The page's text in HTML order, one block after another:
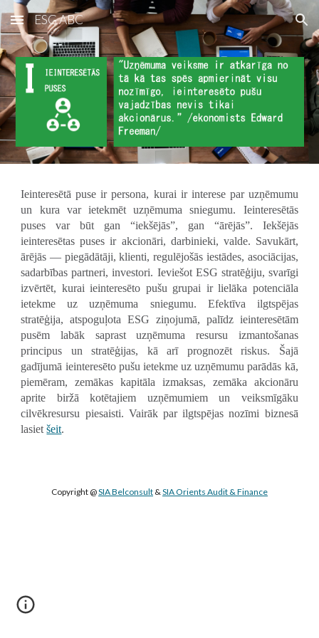
Skip to main content Skip to navigation
ESG ABC
Ieinteresētā puse ir persona, kurai ir interese par uzņēmumu
un kura var ietekmēt uzņēmuma sniegumu. Ieinteresētās
puses var būt gan “iekšējās”, gan “ārējās”. Iekšējās
ieinteresētas puses ir akcionāri, darbinieki, valde. Savukārt,
ārējās — piegādātāji, klienti, regulējošās iestādes, asociācijas,
sadarbības partneri, investori. Ieviešot ESG stratēģiju, svarīgi
izvērtēt, kurai ieinteresēto pušu grupai ir lielāka potenciāla
ietekme uz uzņēmuma sniegumu. Efektīva ilgtspējas
stratēģija, atspoguļota ESG ziņojumā, palīdz ieinteresētām
pusēm labāk saprast uzņēmuma resursu izmantošanas
principus un stratēģijas, kā arī prognozēt riskus. Šajā
gadījumā ieinteresēto pušu ietekme uz uzņēmumu parādās kā,
piemēram, zemākas kapitāla izmaksas, zemāka akcionāru
aprite biržā kotētajiem uzņēmumiem un veiksmīgāku
cilvēkresursu piesaisti. Vairāk par ilgtspējas nozīmi biznesā
lasietšeit.
Copyright @ SIA Belconsult & SIA Orients Audit & Finance